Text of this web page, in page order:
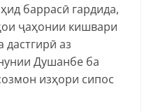
баррасӣ гардида,
ҷаҳонии кишвари
аз
Душанбе ба
изҳори сипос